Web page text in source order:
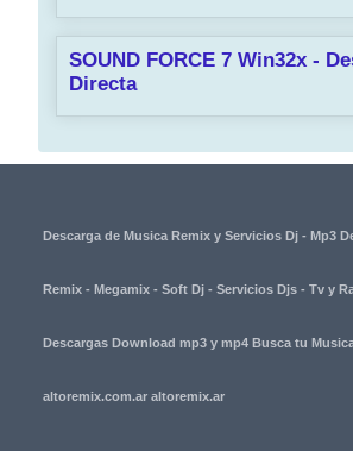
SOUND FORCE 7 Win32x -
Directa
Descarga de Musica Remix y Servicios Dj - Mp3
Remix - Megamix - Soft Dj - Servicios Djs - Tv y
Descargas Download mp3 y mp4 Busca tu
altoremix.com.ar altoremix.ar